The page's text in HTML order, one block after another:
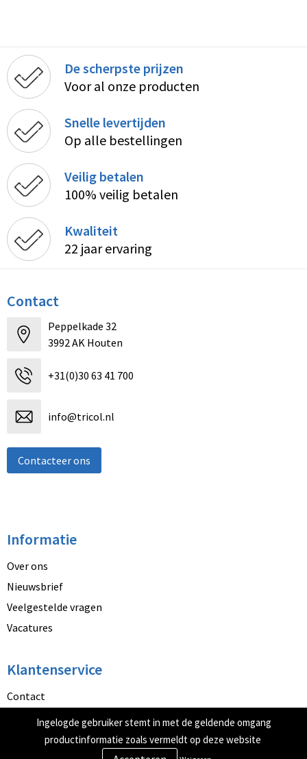
De scherpste prijzen
Voor al onze producten
Snelle levertijden
Op alle bestellingen
Veilig betalen
100% veilig betalen
Kwaliteit
22 jaar ervaring
Contact
Peppelkade 32
3992 AK Houten
+31(0)30 63 41 700
info@tricol.nl
Contacteer ons
Informatie
Over ons
Nieuwsbrief
Veelgestelde vragen
Vacatures
Klantenservice
Contact
Betaalmethoden
Retourneren
Ingelogde gebruiker stemt in met de geldende omgang
productinformatie zoals vermeldt op deze website